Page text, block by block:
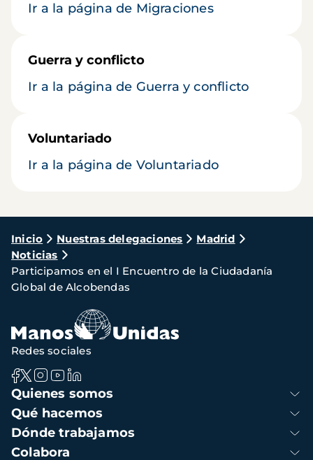
Ir a la página de Migraciones
Guerra y conflicto
Ir a la página de Guerra y conflicto
Voluntariado
Ir a la página de Voluntariado
Ruta
de
navegación
Inicio Nuestras delegaciones
Madrid
Noticias
Participamos en el I Encuentro de la Ciudadanía
Global de Alcobendas
Navegación
principal
Quienes somos
Qué hacemos
Dónde trabajamos
Colabora
Redes sociales